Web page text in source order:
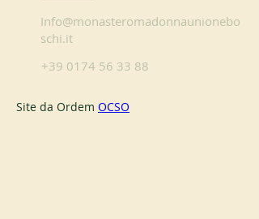
Info@monasteromadonnaunionebo
schi.it
+39 0174 56 33 88
Site da Ordem OCSO